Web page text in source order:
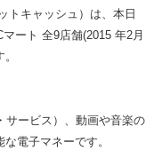
トキャッシュ）は、本日
ート 全9店舗(2015 年2月
サービス）、動画や音楽の
電子マネーです。